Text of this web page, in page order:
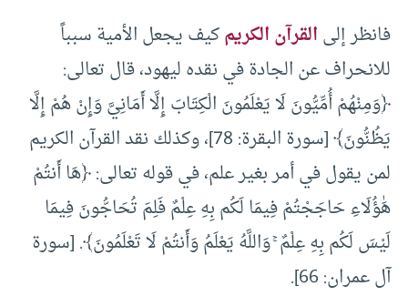
فانظر إلىالقرآن الكريمكيف يجعل الأمية سبباً
للانحراف عن الجادة في نقده ليهود، قال تعالى:
﴿وَمِنْهُمْ أُمِّيُّونَ لَا يَعْلَمُونَ الْكِتَابَ إِلَّا أَمَانِيَّ وَإِنْ هُمْ إِلَّا
يَظُنُّونَ﴾ [سورة البقرة: 78]، وكذلك نقد القرآن الكريم
لمن يقول في أمر بغير علم، في قوله تعالى: ﴿هَا أَنتُمْ
هَٰؤُلَاءِ حَاجَجْتُمْ فِيمَا لَكُم بِهِ عِلْمٌ فَلِمَ تُحَاجُّونَ فِيمَا
لَيْسَ لَكُم بِهِ عِلْمٌ ۚ وَاللَّهُ يَعْلَمُ وَأَنتُمْ لَا تَعْلَمُونَ﴾. [سورة
آل عمران: 66].